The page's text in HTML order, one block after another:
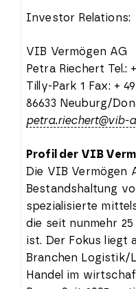
Investor Relations:
VIB Vermögen AG
Petra Riechert Tel.:
Tilly-Park 1 Fax: +
86633 Neuburg/
petra.riechert@vib-
Profil der VIB
Die VIB Vermögen
Bestandshaltung
spezialisierte
die seit nunmehr
ist. Der Fokus liegt
Branchen
Handel im